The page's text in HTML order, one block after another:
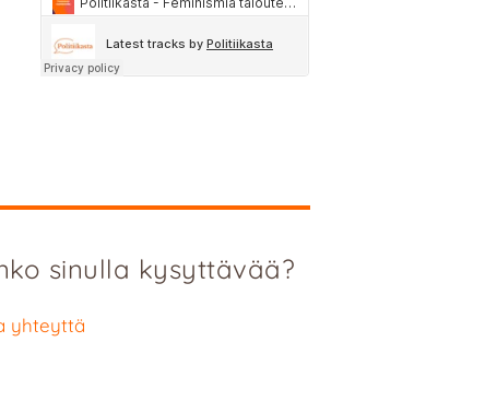
sinulla kysyttävää?
yhteyttä